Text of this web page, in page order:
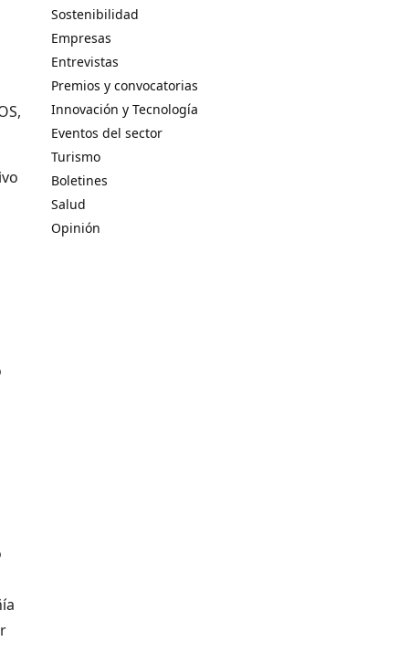
Sostenibilidad
Empresas
Entrevistas
Premios y convocatorias
Innovación y Tecnología
Eventos del sector
Turismo
Boletines
Salud
Opinión